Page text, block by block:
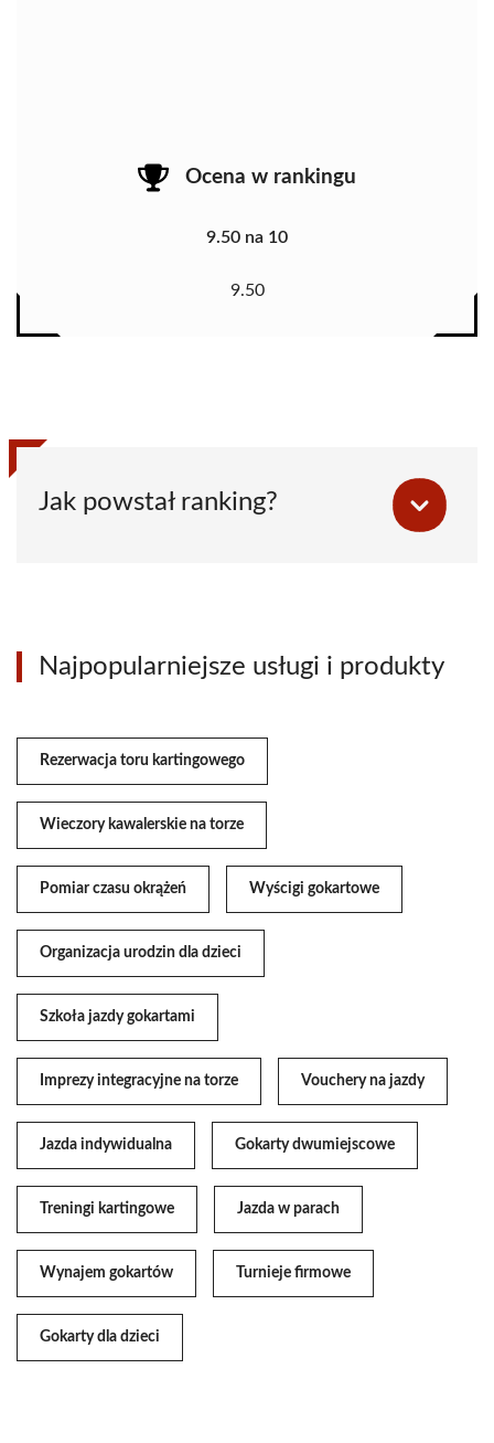
Ocena w rankingu
9.50 na 10
9.50
Jak powstał ranking?
Najpopularniejsze usługi i produkty
Rezerwacja toru kartingowego
Wieczory kawalerskie na torze
Pomiar czasu okrążeń Wyścigi gokartowe
Organizacja urodzin dla dzieci
Szkoła jazdy gokartami
Imprezy integracyjne na torze Vouchery na jazdy
Jazda indywidualna Gokarty dwumiejscowe
Treningi kartingowe Jazda w parach
Wynajem gokartów Turnieje firmowe
Gokarty dla dzieci